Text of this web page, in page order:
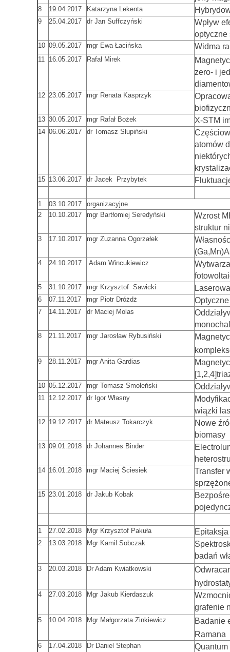
8 19.04.2017 Katarzyna Lekenta
9 25.04.2017 dr Jan Suffczyński
Wpływ
optyczne
10 09.05.2017 mgr Ewa Łacińska Widma
11 16.05.2017 Rafał Mirek
zero- i
12 23.05.2017 mgr Renata Kasprzyk
13 30.05.2017 mgr Rafał Bożek X-STM
14 06.06.2017 dr Tomasz Słupiński
atomów
15 13.06.2017 dr Jacek Przybytek
1 03.10.2017
organizacyjne
2
10.10.2017 mgr Bartłomiej Seredyński
Wzrost
struktur
3 17.10.2017 mgr Zuzanna Ogorzałek
4 24.10.2017 Adam Wincukiewicz
5 31.10.2017 mgr Krzysztof Sawicki
6 07.11.2017 mgr Piotr Dróżdż
7 14.11.2017 dr Maciej Molas
8 21.11.2017 mgr Jarosław Rybusiński
9 28.11.2017 mgr Anita Gardias
10 05.12.2017 mgr Tomasz Smoleński
11 12.12.2017 dr Igor Własny
wiązki
12 19.12.2017 dr Mateusz Tokarczyk
Nowe
biomasy
13 09.01.2018 dr Johannes Binder
14 16.01.2018 mgr Maciej Ściesiek
Transfer
15 23.01.2018 dr Jakub Kobak
1 27.02.2018 Mgr Krzysztof Pakuła
2 13.03.2018 Mgr Kamil Sobczak
badań
3 20.03.2018 Dr Adam Kwiatkowski
4 27.03.2018 Mgr Jakub Kierdaszuk
grafenie
5 10.04.2018 Mgr Małgorzata Zinkiewicz
Badanie
Ramana
6 17.04.2018 Dr Daniel Stephan